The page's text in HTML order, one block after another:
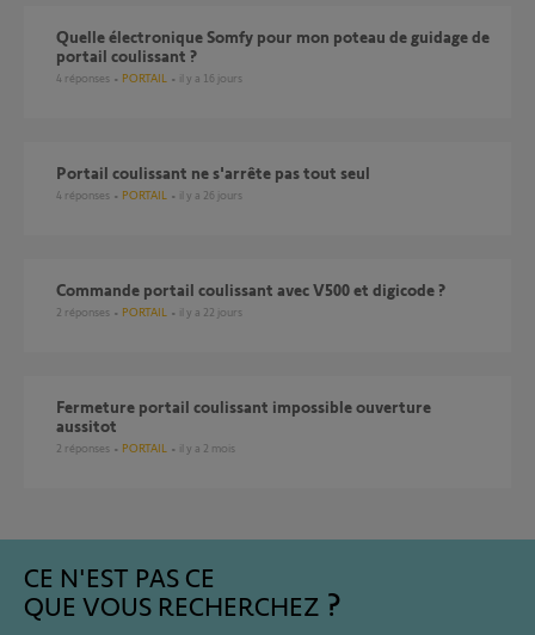
Quelle électronique Somfy pour mon poteau de guidage de
portail coulissant ?
4 réponses PORTAIL il y a 16 jours
Portail coulissant ne s'arrête pas tout seul
4 réponses PORTAIL il y a 26 jours
Commande portail coulissant avec V500 et digicode ?
2 réponses PORTAIL il y a 22 jours
Fermeture portail coulissant impossible ouverture
aussitot
2 réponses PORTAIL il y a 2 mois
CE N'EST PAS CE
QUE VOUS RECHERCHEZ